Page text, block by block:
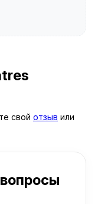
свой отзыв или